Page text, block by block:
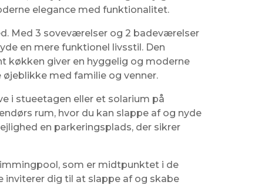
elegance med funktionalitet.
Med 3 soveværelser og 2 badeværelser
en mere funktionel livsstil. Den
køkken giver en hyggelig og moderne
med familie og venner.
i stueetagen eller et solarium på
rum, hvor du kan slappe af og nyde
en parkeringsplads, der sikrer
som er midtpunktet i de
dig til at slappe af og skabe